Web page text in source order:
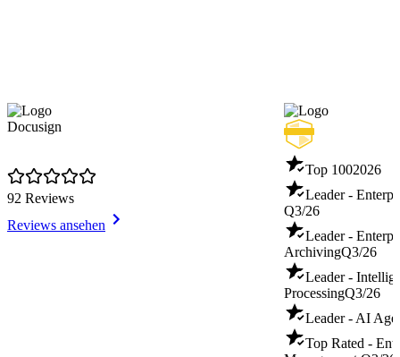
Docusign
92 Reviews
Reviews ansehen
Top 1002026
Leader -
Q3/26
Leader -
ArchivingQ3/26
Leader -
ProcessingQ3/26
Leader - AI
Top Rated -